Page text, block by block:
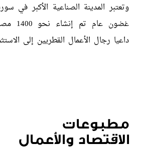
وتعتبر المدينة الصناعية الأكبر في
غضون
داعيا رجال الأعمال القطريين إلى
مطبوعات
الاقتصاد والأعمال